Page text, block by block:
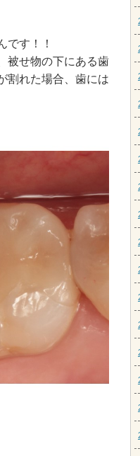
です！！
被せ物の下にある歯
割れた場合、歯には